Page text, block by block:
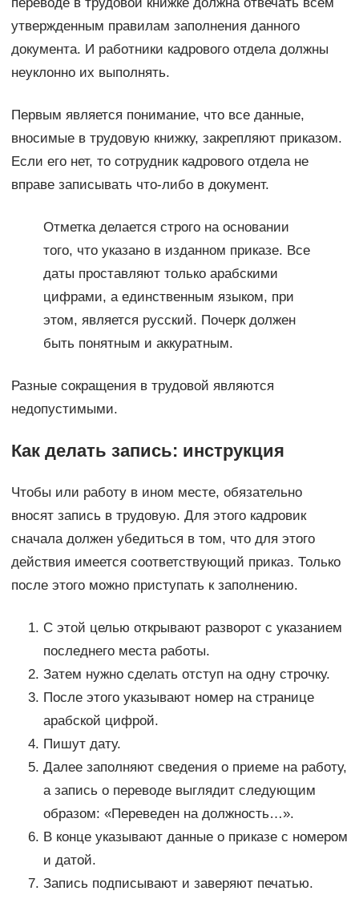
переводе в трудовой книжке должна отвечать всем
утвержденным правилам заполнения данного
документа. И работники кадрового отдела должны
неуклонно их выполнять.
Первым является понимание, что все данные,
вносимые в трудовую книжку, закрепляют приказом.
Если его нет, то сотрудник кадрового отдела не
вправе записывать что-либо в документ.
Отметка делается строго на основании
того, что указано в изданном приказе. Все
даты проставляют только арабскими
цифрами, а единственным языком, при
этом, является русский. Почерк должен
быть понятным и аккуратным.
Разные сокращения в трудовой являются
недопустимыми.
Как делать запись: инструкция
Чтобы или работу в ином месте, обязательно
вносят запись в трудовую. Для этого кадровик
сначала должен убедиться в том, что для этого
действия имеется соответствующий приказ. Только
после этого можно приступать к заполнению.
С этой целью открывают разворот с указанием
последнего места работы.
Затем нужно сделать отступ на одну строчку.
После этого указывают номер на странице
арабской цифрой.
Пишут дату.
Далее заполняют сведения о приеме на работу,
а запись о переводе выглядит следующим
образом: «Переведен на должность…».
В конце указывают данные о приказе с номером
и датой.
Запись подписывают и заверяют печатью.